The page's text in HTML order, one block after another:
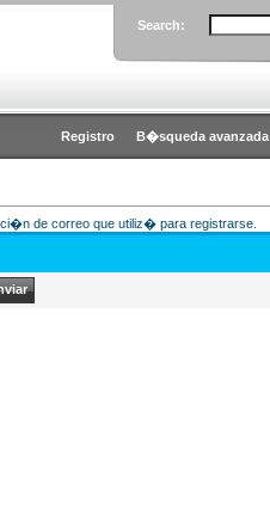
Search:
Registro B�squeda avanzada
de correo que utiliz� para registrarse.